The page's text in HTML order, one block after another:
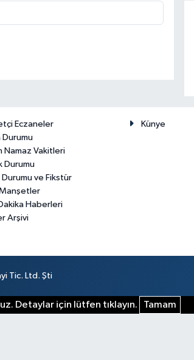
Eczaneler
Durumu
Namaz Vakitleri
Durumu
Durumu ve Fikstür
Haberleri
Arşivi
Künye
Tic. Ltd. Şti
Detaylar için lütfen tıklayın. Tamam